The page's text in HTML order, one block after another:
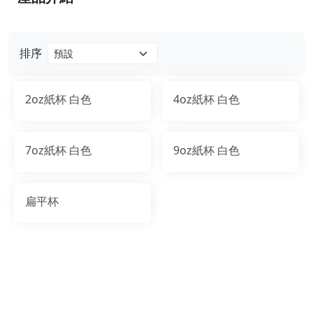
排序
2oz紙杯 白色 4oz紙杯 白色
7oz紙杯 白色 9oz紙杯 白色
扁平杯